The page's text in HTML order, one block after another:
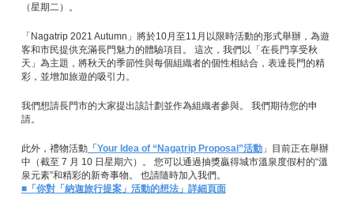
（星期二）。
「Nagatrip 2021 Autumn」將於10月至11月以限時活動的形式舉辦，為遊
客和市民提供充滿長門魅力的體驗項目。 這次，我們以「在長門享受秋
天」為主題，將秋天的季節性與每個組織者的個性相結合，表達長門的精
彩，並增加旅遊的吸引力。
我們想請長門市的大家提出該計劃並作為組織者參與。 我們期待您的申
請。
此外，禮物活動「Your Idea of “Nagatrip Proposal”活動」目前正在舉辦
中（截至 7 月 10 日星期六）。 您可以通過抽獎贏得城市溫泉度假村的“溫
泉元素”和精彩的新奇事物。 也請隨時加入我們。
■「你對「納迦旅行提案」活動的想法」詳細頁面